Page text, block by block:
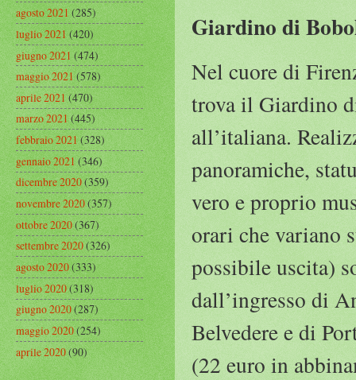
Giardino di
Nel cuore di
trova il Giardino
all’italiana.
panoramiche,
vero e proprio
orari che variano
possibile uscita)
dall’ingresso di
Belvedere e di
(22 euro in
agosto 2021(285)
luglio 2021(420)
giugno 2021(474)
maggio 2021(578)
aprile 2021(470)
marzo 2021(445)
febbraio 2021(328)
gennaio 2021(346)
dicembre 2020(359)
novembre 2020(357)
ottobre 2020(367)
settembre 2020(326)
agosto 2020(333)
luglio 2020(318)
giugno 2020(287)
maggio 2020(254)
aprile 2020(90)